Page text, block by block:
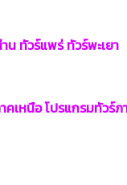
น ทัวร์แพร่ ทัวร์พะเยา
คเหนือ โปรแกรมทัวร์